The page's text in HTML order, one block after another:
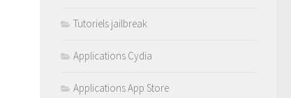
Tutoriels jailbreak
Applications Cydia
Applications App Store